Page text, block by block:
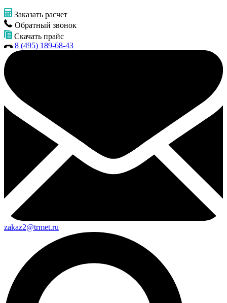
Заказать расчет
Обратный звонок
Скачать прайс
8 (495) 189-68-43
zakaz2@trmet.ru